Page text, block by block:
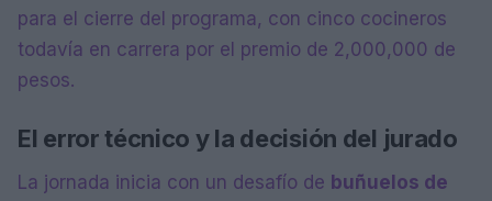
para el cierre del programa, con cinco cocineros
todavía en carrera por el premio de 2,000,000 de
pesos.
El error técnico y la decisión del jurado
La jornada inicia con un desafío de buñuelos de